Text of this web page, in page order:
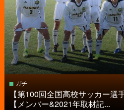
ガチ
【第100回全国高校サッカー選
【メンバー&2021年取材記...